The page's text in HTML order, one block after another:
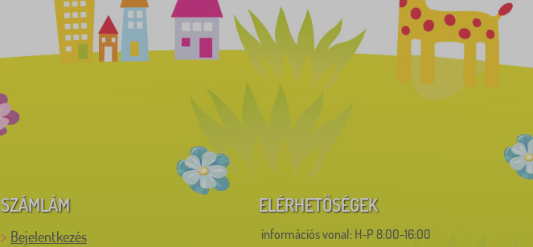
SZÁMLÁM
Bejelentkezés
ELÉRHETŐSÉGEK
információs vonal: H-P 8:00-16:00